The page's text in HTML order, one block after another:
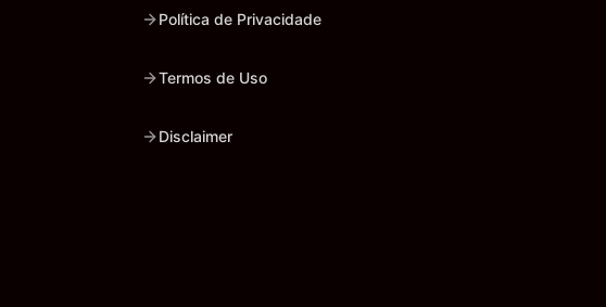
Política de Privacidade
Termos de Uso
Disclaimer